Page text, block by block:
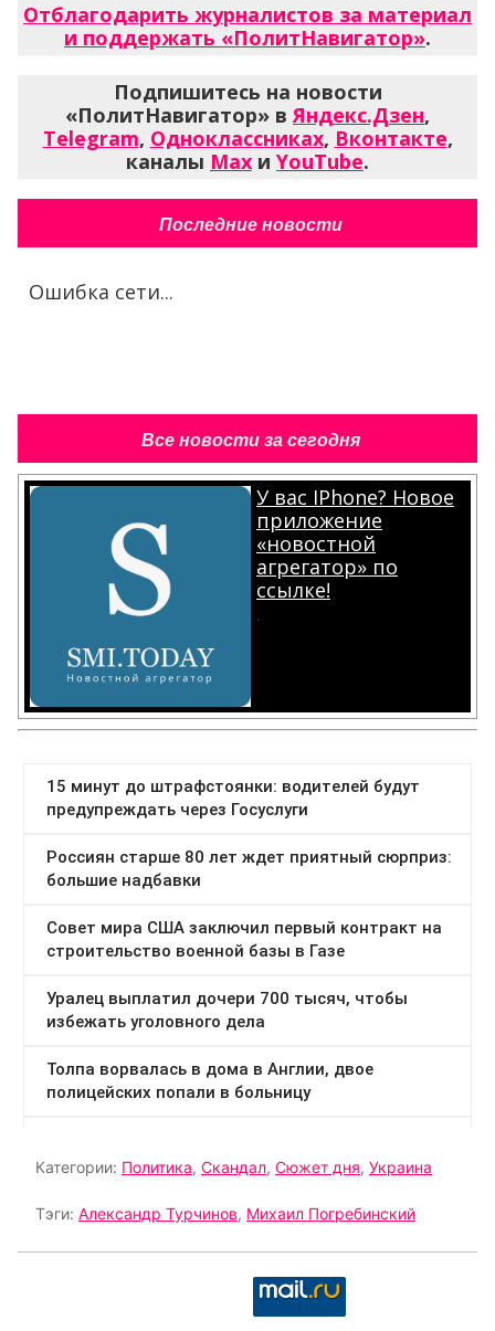
Отблагодарить журналистов за материал
и поддержать «ПолитНавигатор».
Подпишитесь на новости
«ПолитНавигатор» вЯндекс.Дзен,
Telegram, Одноклассниках, Вконтакте,
каналы Max и YouTube.
Последние новости
Ошибка сети...
Все новости за сегодня
У вас IPhone? Новое
приложение
«новостной
агрегатор» по
ссылке!
.
Категории: Политика, Скандал, Сюжет дня, Украина
Тэги: Александр Турчинов, Михаил Погребинский